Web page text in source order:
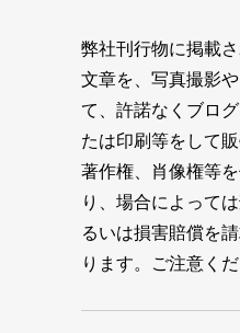
弊社刊行物に掲載
文章を、写真撮影
て、許諾なくブロ
たは印刷等をして
著作権、肖像権等
り、場合によって
るいは損害賠償を
ります。ご注意くだ